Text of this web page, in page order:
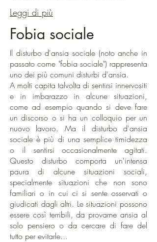
Leggi di più
Fobia sociale
Il disturbo d'ansia sociale (noto anche in
passato come "fobia sociale") rappresenta
uno dei più comuni disturbi d'ansia.
A molti capita talvolta di sentirsi innervositi
e in imbarazzo in alcune situazioni,
come ad esempio quando si deve fare
un discorso o si ha un colloquio per un
nuovo lavoro. Ma il disturbo d'ansia
sociale è più di una semplice timidezza
o il sentirsi occasionalmente agitati.
Questo disturbo comporta un'intensa
paura di alcune situazioni sociali,
specialmente situazioni che non sono
familiari o in cui ci si sente osservati o
giudicati dagli altri. Le situazioni possono
essere così terribili, da provarne ansia al
solo pensiero o da cercare di fare del
tutto per evitarle...